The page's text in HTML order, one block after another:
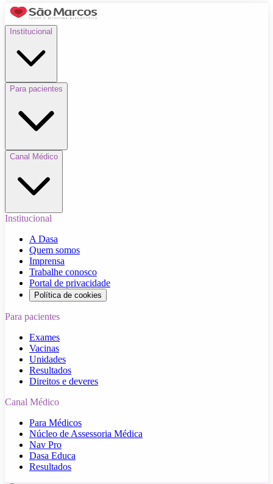
Institucional
Para pacientes
Canal Médico
Institucional
A Dasa
Quem somos
Imprensa
Trabalhe conosco
Portal de privacidade
Política de cookies
Para pacientes
Exames
Vacinas
Unidades
Resultados
Direitos e deveres
Canal Médico
Para Médicos
Núcleo de Assessoria Médica
Nav Pro
Dasa Educa
Resultados